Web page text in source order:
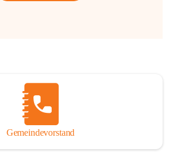
Gemeindevorstand